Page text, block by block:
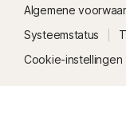
Algemene
Systeemstatus
Cookie-instellingen